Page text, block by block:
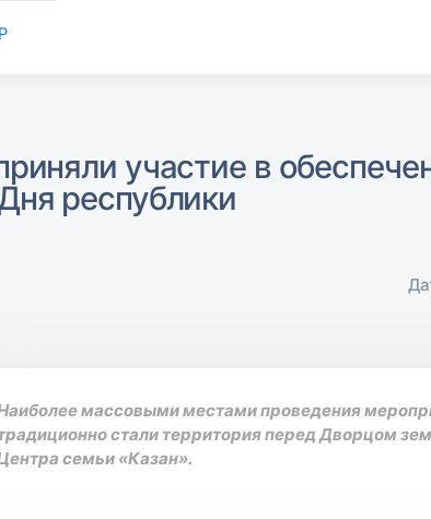
участие в
республики
массовыми местами проведения
стали территория перед Дворцом
семьи «Казан».